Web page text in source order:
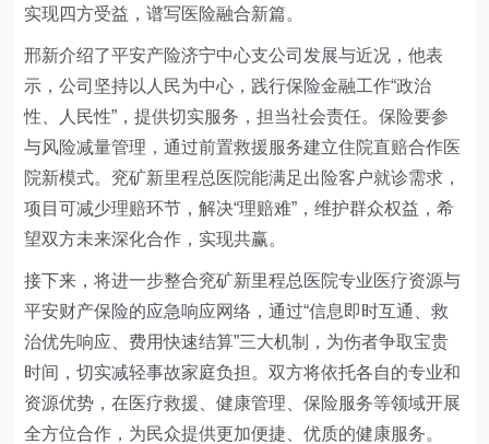
实现四方受益，谱写医险融合新篇。
邢新介绍了平安产险济宁中心支公司 发展与近况，他表
示，公司坚持以人民为中心，践行保险金融工作“政治
性、人民性”，提供切实服务，担当社会责任。保险要参
与风险减量管理，通过前置救援服务建立住院直赔合作医
院新模式。兖矿新里程总医院能满足出险客户就诊需求，
项目可减少理赔环节，解决“理赔难”，维护群众权益，希
望双方未来深化合作，实现共赢。
接下来，将进一步整合兖矿新里程总医院专业医疗资源与
平安财产保险的应急响应网络，通过“信息即时互通、救
治优先响应、费用快速结算”三大机制，为伤者争取宝贵
时间，切实减轻事故家庭负担。双方将依托各自的专业和
资源优势，在医疗救援、健康管理、保险服务等领域开展
全方位合作，为民众提供更加便捷、优质的健康服务。